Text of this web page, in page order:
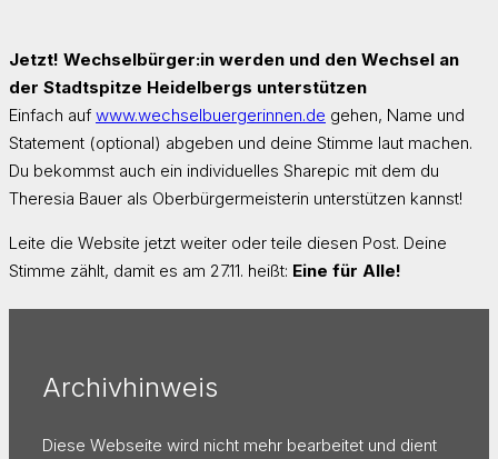
Jetzt! Wechselbürger:in werden und den Wechsel an
der Stadtspitze Heidelbergs unterstützen
Einfach auf www.wechselbuergerinnen.de gehen, Name und
Statement (optional) abgeben und deine Stimme laut machen.
Du bekommst auch ein individuelles Sharepic mit dem du
Theresia Bauer als Oberbürgermeisterin unterstützen kannst!
Leite die Website jetzt weiter oder teile diesen Post. Deine
Stimme zählt, damit es am 27.11. heißt: Eine für Alle!
Archivhinweis
Diese Webseite wird nicht mehr bearbeitet und dient